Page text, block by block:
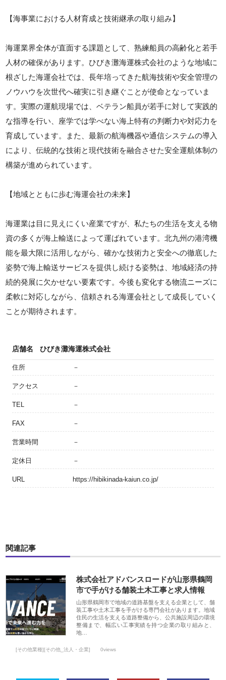
【海事業における人材育成と技術継承の取り組み】
海運業界全体が直面する課題として、熟練船員の高齢化と若手
人材の確保があります。ひびき灘海運株式会社のような地域に
根ざした海運会社では、長年培ってきた航海技術や安全管理の
ノウハウを次世代へ確実に引き継ぐことが使命となっていま
す。実際の運航現場では、ベテラン船員が若手に対して実践的
な指導を行い、座学では学べない海上特有の判断力や対応力を
育成しています。また、最新の航海機器や通信システムの導入
により、伝統的な技術と現代技術を融合させた安全運航体制の
構築が進められています。
【地域とともに歩む海運会社の未来】
海運業は目に見えにくい産業ですが、私たちの生活を支える物
資の多くが海上輸送によって運ばれています。北九州の港湾機
能を最大限に活用しながら、確かな技術力と安全への徹底した
姿勢で海上輸送サービスを提供し続ける姿勢は、地域経済の持
続的発展に欠かせない要素です。今後も変化する物流ニーズに
柔軟に対応しながら、信頼される海運会社として成長していく
ことが期待されます。
店舗名 ひびき灘海運株式会社
住所 －
アクセス －
TEL －
FAX －
営業時間 －
定休日 －
URL https://hibikinada-kaiun.co.jp/
関連記事
株式会社アドバンスロードが山形県鶴岡
市で手がける舗装土木工事と求人情報
山形県鶴岡市で地域の道路基盤を支える企業として、舗
装工事や土木工事を手がける専門会社があります。地域
住民の生活を支える道路整備から、公共施設周辺の環境
整備まで、幅広い工事実績を持つ企業の取り組みと、
地…
[その他業種][その他_法人・企業] 0views